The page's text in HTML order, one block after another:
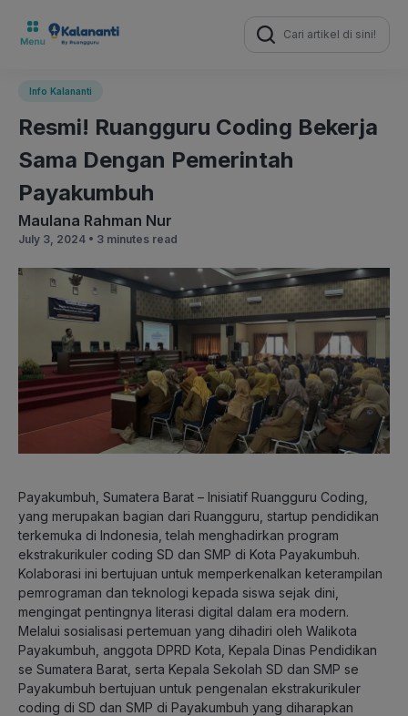
Search
for:
Info Kalananti
Resmi! Ruangguru Coding Bekerja
Sama Dengan Pemerintah
Payakumbuh
Maulana Rahman Nur
July 3, 2024 • 3 minutes read
Payakumbuh, Sumatera Barat – Inisiatif Ruangguru Coding,
yang merupakan bagian dari Ruangguru, startup pendidikan
terkemuka di Indonesia, telah menghadirkan program
ekstrakurikuler coding SD dan SMP di Kota Payakumbuh.
Kolaborasi ini bertujuan untuk memperkenalkan keterampilan
pemrograman dan teknologi kepada siswa sejak dini,
mengingat pentingnya literasi digital dalam era modern.
Melalui sosialisasi pertemuan yang dihadiri oleh Walikota
Payakumbuh, anggota DPRD Kota, Kepala Dinas Pendidikan
se Sumatera Barat, serta Kepala Sekolah SD dan SMP se
Payakumbuh bertujuan untuk pengenalan ekstrakurikuler
coding di SD dan SMP di Payakumbuh yang diharapkan